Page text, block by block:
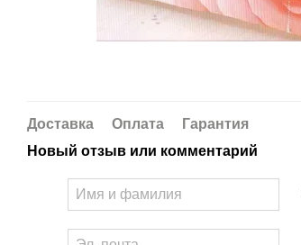
Доставка Оплата
Гарантия
Новый отзыв или комментарий